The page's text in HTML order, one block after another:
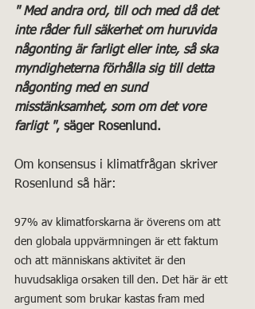
" Med andra ord, till och med då det
inte råder full säkerhet om huruvida
någonting är farligt eller inte, så ska
myndigheterna förhålla sig till detta
någonting med en sund
misstänksamhet, som om det vore
farligt ", säger Rosenlund.
Om konsensus i klimatfrågan skriver
Rosenlund så här:
97% av klimatforskarna är överens om att
den globala uppvärmningen är ett faktum
och att människans aktivitet är den
huvudsakliga orsaken till den. Det här är ett
argument som brukar kastas fram med